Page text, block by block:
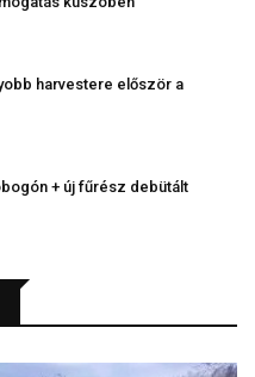
harvestere először a
+ új fűrész debütált